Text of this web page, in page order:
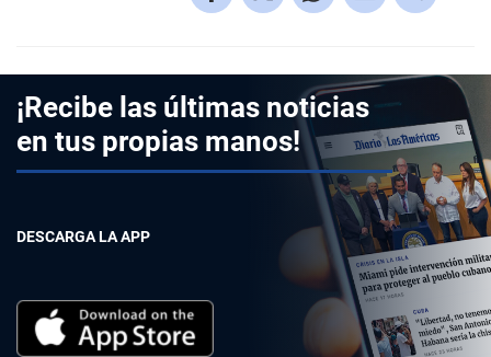
¡Recibe las últimas noticias
en tus propias manos!
DESCARGA LA APP